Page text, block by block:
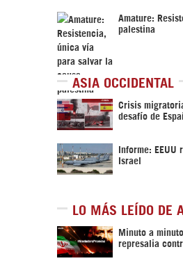
Amature:
palestina
ASIA OCCIDENTAL
Crisis
desafío de
Informe: EEUU
Israel
LO MÁS LEÍDO DE
Minuto a
represalia